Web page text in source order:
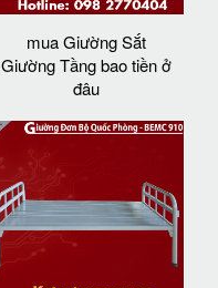
mua Giường Sắt
Giường Tầng bao tiền ở
đâu